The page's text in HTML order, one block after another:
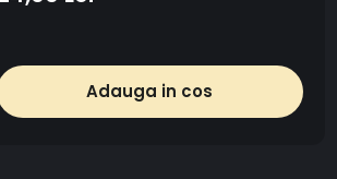
Adauga in cos